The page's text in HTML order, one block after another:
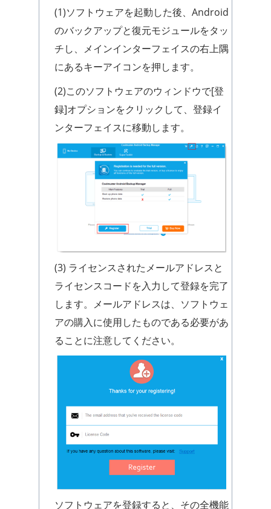
(1)ソフトウェアを起動した後、Android
のバックアップと復元モジュールをタッ
チし、メインインターフェイスの右上隅
にあるキーアイコンを押します。
(2)このソフトウェアのウィンドウで[登
録]オプションをクリックして、登録イ
ンターフェイスに移動します。
(3) ライセンスされたメールアドレスと
ライセンスコードを入力して登録を完了
します。メールアドレスは、ソフトウェ
アの購入に使用したものである必要があ
ることに注意してください。
ソフトウェアを登録すると、その全機能